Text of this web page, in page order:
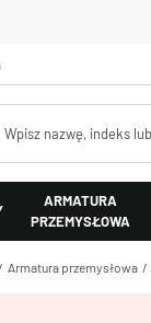
ARMATURA
PRZEMYSŁOWA
Armatura przemysłowa